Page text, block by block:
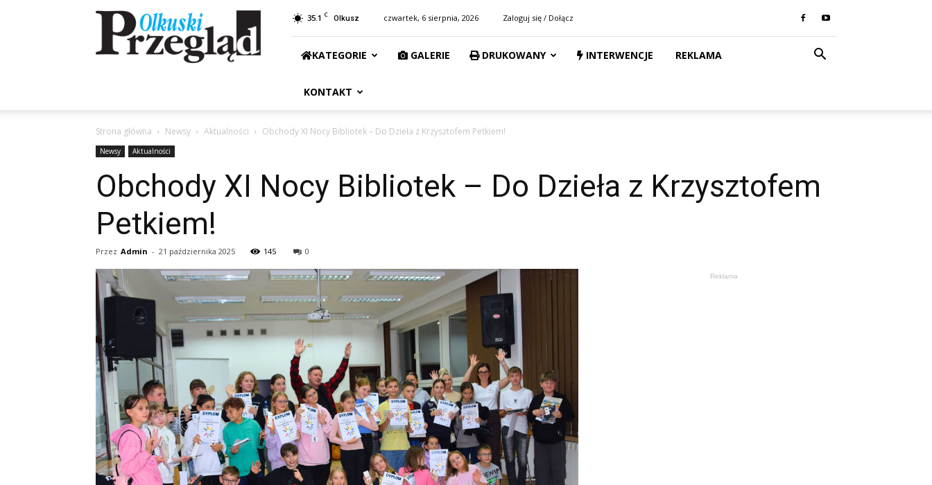
Przegląd
Olkuski
35.1 C Olkusz czwartek, 6 sierpnia, 2026 Zaloguj się / Dołącz
KATEGORIE GALERIE DRUKOWANY INTERWENCJE REKLAMA
KONTAKT
Strona główna Newsy Aktualności Obchody XI Nocy Bibliotek – Do Dzieła z Krzysztofem Petkiem!
Newsy Aktualności
Obchody XI Nocy Bibliotek – Do Dzieła z Krzysztofem
Petkiem!
Przez Admin - 21 października 2025 145 0
Reklama